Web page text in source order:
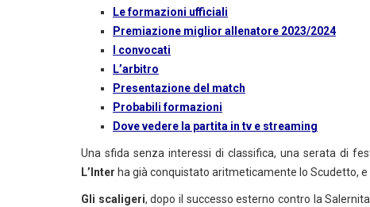
Le formazioni ufficiali
Premiazione miglior allenatore 2023/2024
I convocati
L’arbitro
Presentazione del match
Probabili formazioni
Dove vedere la partita in tv e streaming
Una sfida senza interessi di classifica, una serata di
L’Inter ha già conquistato aritmeticamente lo Scudetto, e
Gli scaligeri, dopo il successo esterno contro la